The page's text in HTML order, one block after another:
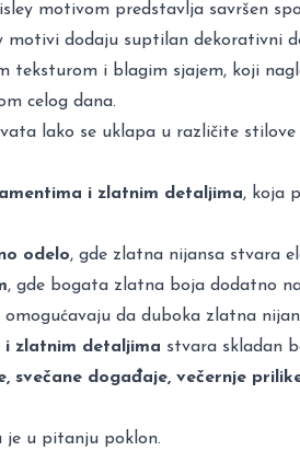
motivom predstavlja savršen
dodaju suptilan dekorativni
teksturom i blagim sjajem, koji
celog dana.
lako se uklapa u različite
i zlatnim detaljima, koja
odelo, gde zlatna nijansa stvara
, gde bogata zlatna boja dodatno
omogućavaju da duboka zlatna
i zlatnim detaljima stvara skladan
svečane događaje, večernje
je u pitanju poklon.